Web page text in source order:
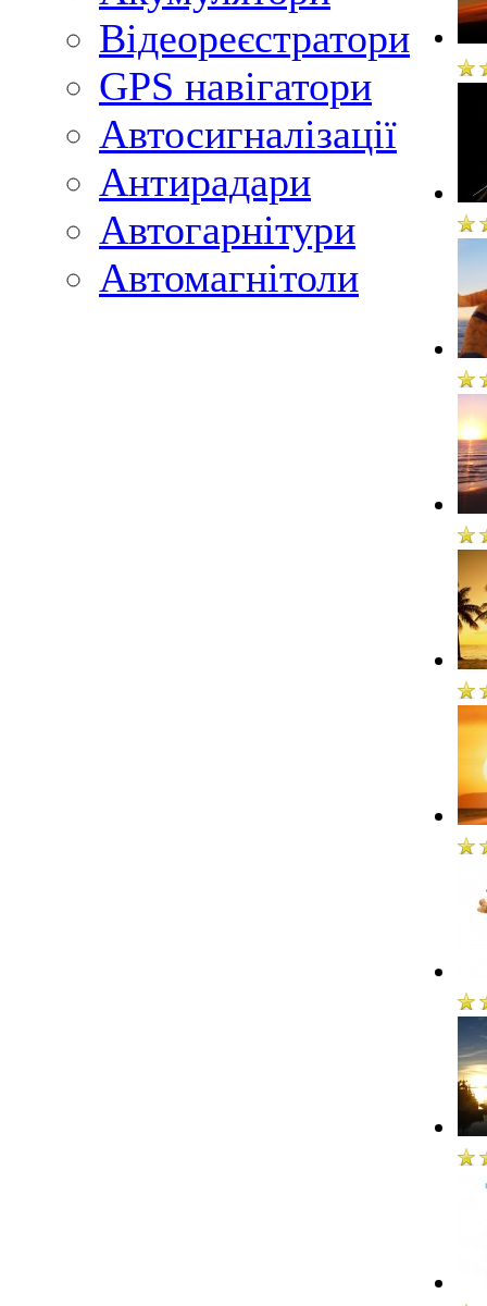
Відеореєстратори
GPS навігатори
Автосигналізації
Антирадари
Автогарнітури
Автомагнітоли